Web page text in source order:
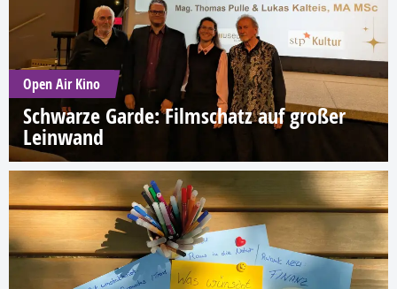
Open Air Kino
Schwarze Garde: Filmschatz auf großer
Leinwand